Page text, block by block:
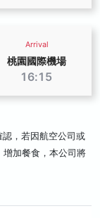
Arrival
桃園國際機場
16:15
，若因航空公司或
增加餐食，本公司將